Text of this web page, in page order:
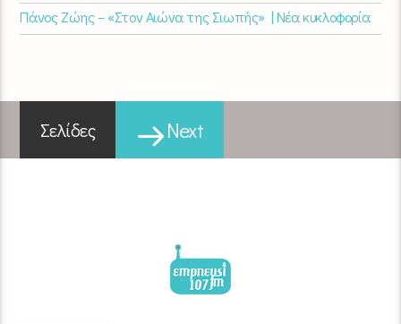
Πάνος Ζώης – «Στον Αιώνα της Σιωπής» | Νέα κυκλοφορία
Σελίδες Next